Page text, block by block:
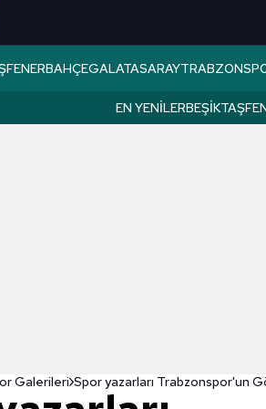
FENERBAHÇEGALATASARAY
EN YENILERBEŞIKTAŞ
Galerileri